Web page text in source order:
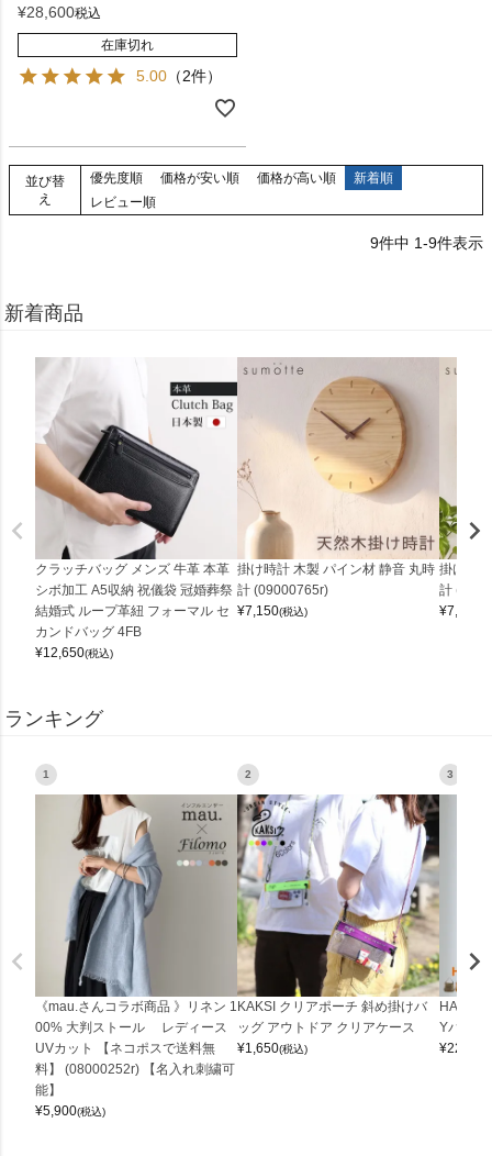
¥28,600税込
在庫切れ
5.00 （2件）
並び替
え
優先度順 価格が安い順 価格が高い順
新着順
レビュー順
9件中 1-9件表示
新着商品
クラッチバッグ メンズ 牛革 本革
シボ加工 A5収納 祝儀袋 冠婚葬祭
結婚式 ループ革紐 フォーマル セ
カンドバッグ 4FB
¥12,650(税込)
掛け時計 木製 パイン材 静音 丸時
計 (09000765r)
¥7,150(税込)
掛け時
計
¥7,150
ランキング
1
《mau.さんコラボ商品 》リネン 1
00% 大判ストール レディース
UVカット 【ネコポスで送料無
料】 (08000252r) 【名入れ刺繍可
能】
¥5,900(税込)
2
KAKSI クリアポーチ 斜め掛けバ
ッグ アウトドア クリアケース
¥1,650(税込)
3
Yバッグ
¥22,000